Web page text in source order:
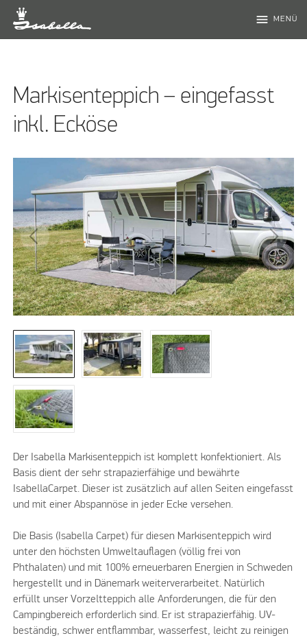
menu MENÜ
Markisenteppich – eingefasst
inkl. Ecköse
Der Isabella Markisenteppich ist komplett konfektioniert. Als
Basis dient der sehr strapazierfähige und bewährte
IsabellaCarpet. Dieser ist zusätzlich auf allen Seiten eingefasst
und mit einer Abspannöse in jeder Ecke versehen.
Die Basis (Isabella Carpet) für diesen Markisenteppich wird
unter den höchsten Umweltauflagen (völlig frei von
Phthalaten) und mit 100% erneuerbaren Energien in Schweden
hergestellt und in Dänemark weiterverarbeitet. Natürlich
erfüllt unser Vorzeltteppich alle Anforderungen, die für den
Campingbereich erforderlich sind. Er ist strapazierfähig. UV-
beständig, schwer entflammbar, wasserfest, leicht zu reinigen